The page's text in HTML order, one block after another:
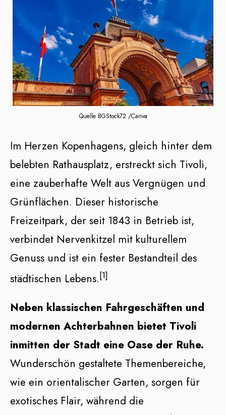
Quelle BGStock72 /Canva
Im Herzen Kopenhagens, gleich hinter dem
belebten Rathausplatz, erstreckt sich Tivoli,
eine zauberhafte Welt aus Vergnügen und
Grünflächen. Dieser historische
Freizeitpark, der seit 1843 in Betrieb ist,
verbindet Nervenkitzel mit kulturellem
Genuss und ist ein fester Bestandteil des
städtischen Lebens.[1]
Neben klassischen Fahrgeschäften und
modernen Achterbahnen bietet Tivoli
inmitten der Stadt eine Oase der Ruhe.
Wunderschön gestaltete Themenbereiche,
wie ein orientalischer Garten, sorgen für
exotisches Flair, während die